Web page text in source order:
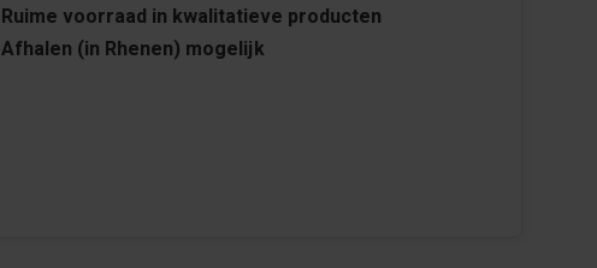
Ruime voorraad in kwalitatieve producten
Afhalen (in Rhenen) mogelijk